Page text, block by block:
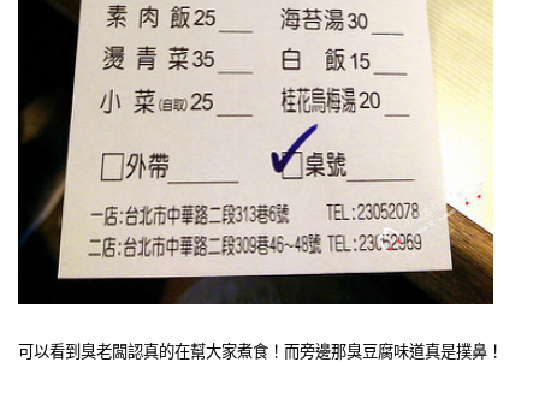
可以看到臭老闆認真的在幫大家煮食！而旁邊那臭豆腐味道真是撲鼻！